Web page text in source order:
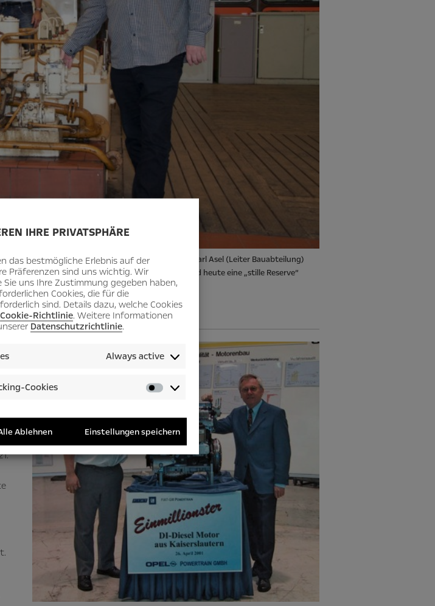
IHRE PRIVATSPHÄRE
das bestmögliche Erlebnis auf der
Präferenzen sind uns wichtig. Wir
uns Ihre Zustimmung gegeben haben,
Cookies, die für die
sind. Details dazu, welche Cookies
Cookie-Richtlinie. Weitere Informationen
Datenschutzrichtlinie.
Always active
Cookies
Audience-
/Performance-
/Tracking-
Cookies
Ablehnen Einstellungen speichern
und Umweltmanagement, Prozesswartung), Karl Asel (Leiter Bauabteilung)
der 1966 das Werk allein versorgte – und heute eine „stille Reserve“